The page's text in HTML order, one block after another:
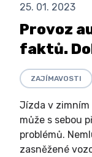
25. 01. 2023
Provoz
faktů.
ZAJÍMAVOSTI
Jízda v zimním
může s sebou
problémů.
zasněžené